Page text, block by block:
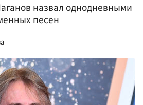
назвал однодневными
песен